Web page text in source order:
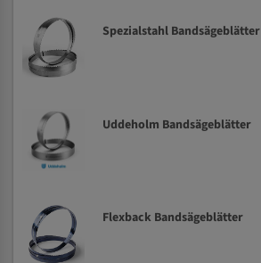
Spezialstahl Bandsägeblätter
Uddeholm Bandsägeblätter
Flexback Bandsägeblätter